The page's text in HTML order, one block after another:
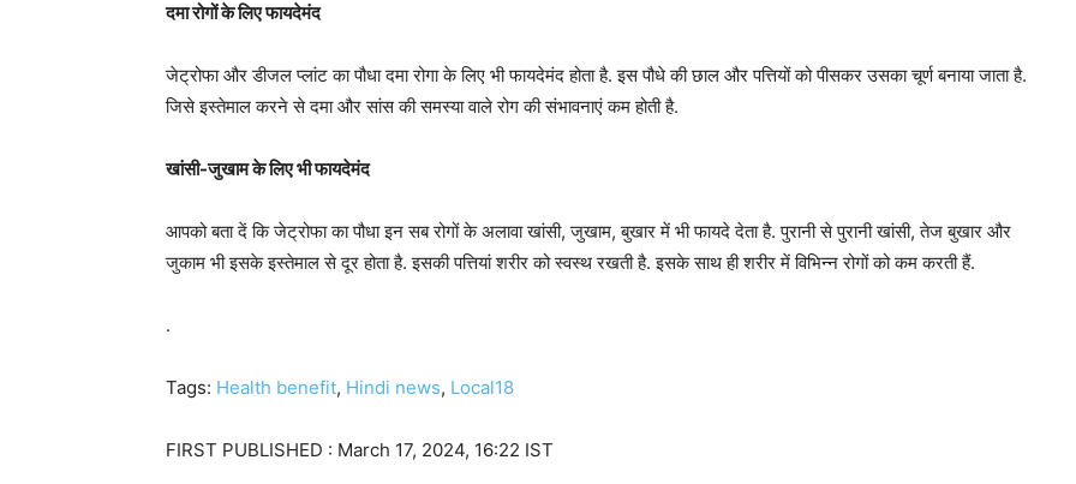
दमा रोगों के लिए फायदेमंद
जेट्रोफा और डीजल प्लांट का पौधा दमा रोगा के लिए भी फायदेमंद होता है. इस पौधे की छाल और पत्तियों को पीसकर उसका चूर्ण बनाया जाता है.
जिसे इस्तेमाल करने से दमा और सांस की समस्या वाले रोग की संभावनाएं कम होती है.
खांसी-जुखाम के लिए भी फायदेमंद
आपको बता दें कि जेट्रोफा का पौधा इन सब रोगों के अलावा खांसी, जुखाम, बुखार में भी फायदे देता है. पुरानी से पुरानी खांसी, तेज बुखार और
जुकाम भी इसके इस्तेमाल से दूर होता है. इसकी पत्तियां शरीर को स्वस्थ रखती है. इसके साथ ही शरीर में विभिन्न रोगों को कम करती हैं.
.
Tags: Health benefit, Hindi news, Local18
FIRST PUBLISHED : March 17, 2024, 16:22 IST